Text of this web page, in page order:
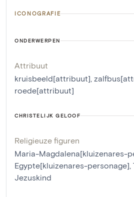
ICONOGRAFIE
ONDERWERPEN
Attribuut
kruisbeeld[attribuut],
roede[attribuut]
CHRISTELIJK GELOOF
Religieuze figuren
Maria-Magdalena[kluizenares-
Egypte[kluizenares-personage],
Jezuskind